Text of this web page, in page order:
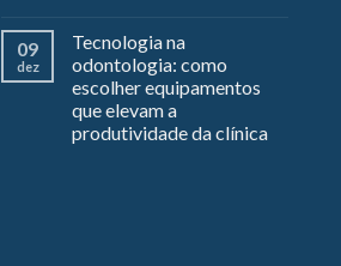
09
dez
Tecnologia na
odontologia: como
escolher equipamentos
que elevam a
produtividade da clínica